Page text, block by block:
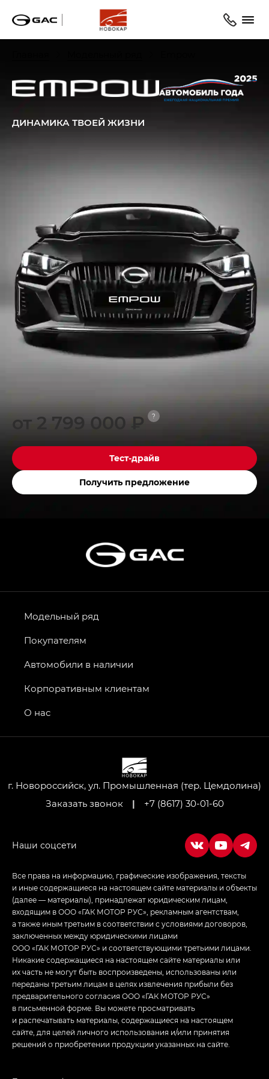
ДИНАМИКА ТВОЕЙ ЖИЗНИ
от 2 799 000 ₽ ?
Тест-драйв
Получить предложение
г. Новороссийск, ул. Промышленная (тер. Цемдолина)
Заказать звонок
| +7 (8617) 30-01-60
Модельный ряд
Покупателям
Автомобили в наличии
Корпоративным клиентам
О нас
Все права на информацию, графические изображения, тексты
и иные содержащиеся на настоящем сайте материалы и объекты
(далее — материалы), принадлежат юридическим лицам,
входящим в ООО «ГАК МОТОР РУС», рекламным агентствам,
а также иным третьим в соответствии с условиями договоров,
заключенных между юридическими лицами
ООО «ГАК МОТОР РУС» и соответствующими третьими лицами.
Никакие содержащиеся на настоящем сайте материалы или
их часть не могут быть воспроизведены, использованы или
переданы третьим лицам в целях извлечения прибыли без
предварительного согласия ООО «ГАК МОТОР РУС»
в письменной форме. Вы можете просматривать
и распечатывать материалы, содержащиеся на настоящем
сайте, для целей личного использования и/или принятия
решений о приобретении продукции указанных на сайте.